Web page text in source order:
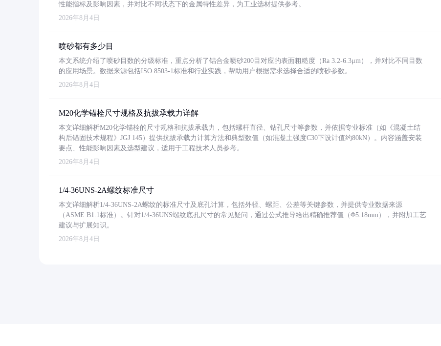
性能指标及影响因素，并对比不同状态下的金属特性差异，为工业选材提供参考。
2026年8月4日
喷砂都有多少目
本文系统介绍了喷砂目数的分级标准，重点分析了铝合金喷砂200目对应的表面粗糙度（Ra 3.2-6.3μm），并对比不同目数
的应用场景。数据来源包括ISO 8503-1标准和行业实践，帮助用户根据需求选择合适的喷砂参数。
2026年8月4日
M20化学锚栓尺寸规格及抗拔承载力详解
本文详细解析M20化学锚栓的尺寸规格和抗拔承载力，包括螺杆直径、钻孔尺寸等参数，并依据专业标准（如《混凝土结
构后锚固技术规程》JGJ 145）提供抗拔承载力计算方法和典型数值（如混凝土强度C30下设计值约80kN）。内容涵盖安装
要点、性能影响因素及选型建议，适用于工程技术人员参考。
2026年8月4日
1/4-36UNS-2A螺纹标准尺寸
本文详细解析1/4-36UNS-2A螺纹的标准尺寸及底孔计算，包括外径、螺距、公差等关键参数，并提供专业数据来源
（ASME B1.1标准）。针对1/4-36UNS螺纹底孔尺寸的常见疑问，通过公式推导给出精确推荐值（Φ5.18mm），并附加工艺
建议与扩展知识。
2026年8月4日